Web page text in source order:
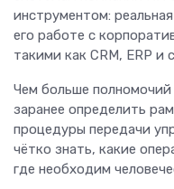
инструментом:
его работе с
такими как CRM, ERP и
Чем больше
заранее определить
процедуры передачи
чётко знать, какие
где необходим